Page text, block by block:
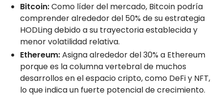
Bitcoin:Como líder del mercado, Bitcoin podría
comprender alrededor del 50% de su estrategia
HODLing debido a su trayectoria establecida y
menor volatilidad relativa.
Ethereum:Asigna alrededor del 30% a Ethereum
porque es la columna vertebral de muchos
desarrollos en el espacio cripto, como DeFi y NFT,
lo que indica un fuerte potencial de crecimiento.